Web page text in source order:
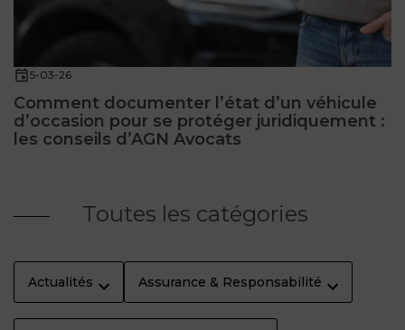
5-03-26
Comment documenter l’état d’un véhicule
d’occasion pour se protéger juridiquement :
les conseils d’AGN Avocats
Toutes les catégories
Actualités Assurance & Responsabilité